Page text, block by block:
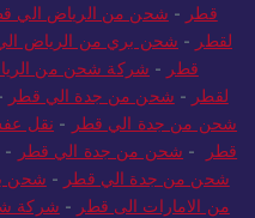
قطر - شحن من الرياض الي
لقطر - شحن بري من الرياض
قطر - شركة شحن من
لقطر - شحن من جدة الي قطر
شحن من جدة الي قطر - نقل
قطر
- شحن من جدة الي قطر -
شحن من جدة الي قطر - شحن
من الامارات الى قطر - شركة